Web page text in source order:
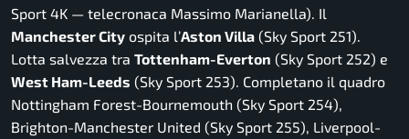
Sport 4K — telecronaca Massimo Marianella). Il
Manchester City ospita l’Aston Villa (Sky Sport 251).
Lotta salvezza tra Tottenham-Everton (Sky Sport 252) e
West Ham-Leeds (Sky Sport 253). Completano il quadro
Nottingham Forest-Bournemouth (Sky Sport 254),
Brighton-Manchester United (Sky Sport 255), Liverpool-